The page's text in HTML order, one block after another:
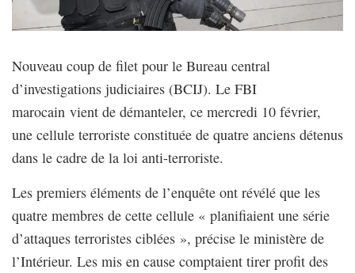
Nouveau coup de filet pour le Bureau central
d’investigations judiciaires (BCIJ). Le FBI
marocain vient de démanteler, ce mercredi 10 février,
une cellule terroriste constituée de quatre anciens détenus
dans le cadre de la loi anti-terroriste.
Les premiers éléments de l’enquête ont révélé que les
quatre membres de cette cellule « planifiaient une série
d’attaques terroristes ciblées », précise le ministère de
l’Intérieur. Les mis en cause comptaient tirer profit des